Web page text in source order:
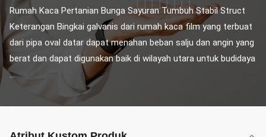
Rumah Kaca Pertanian Bunga Sayuran Tumbuh Stabil Struct
Keterangan Bingkai galvanis dari rumah kaca film yang terbuat
dari pipa oval datar dapat menahan beban salju dan angin yang
berat dan dapat digunakan baik di wilayah utara untuk budidaya
...